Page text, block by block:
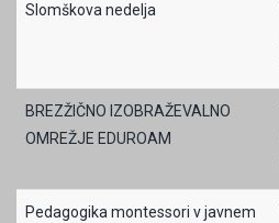
Slomškova nedelja
BREZŽIČNO IZOBRAŽEVALNO
OMREŽJE EDUROAM
Pedagogika montessori v javnem